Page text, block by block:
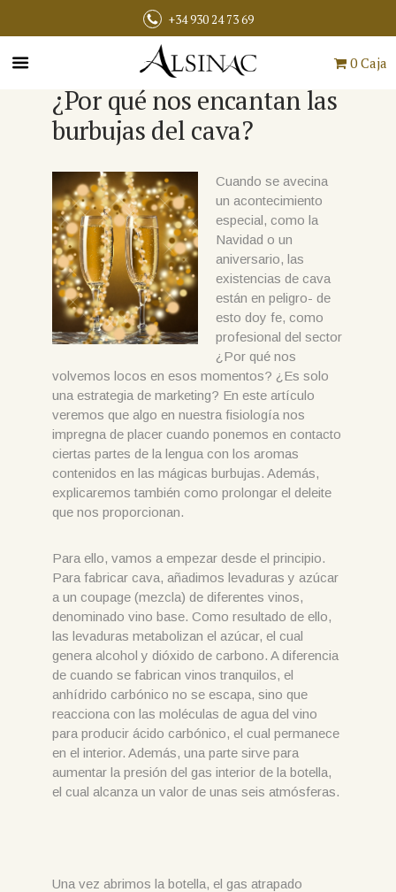
+34 930 24 73 69
0 Caja
¿Por qué nos encantan las
burbujas del cava?
Cuando se avecina
un acontecimiento
especial, como la
Navidad o un
aniversario, las
existencias de cava
están en peligro- de
esto doy fe, como
profesional del sector
¿Por qué nos
volvemos locos en esos momentos? ¿Es solo
una estrategia de marketing? En este artículo
veremos que algo en nuestra fisiología nos
impregna de placer cuando ponemos en contacto
ciertas partes de la lengua con los aromas
contenidos en las mágicas burbujas. Además,
explicaremos también como prolongar el deleite
que nos proporcionan.
Para ello, vamos a empezar desde el principio.
Para fabricar cava, añadimos levaduras y azúcar
a un coupage (mezcla) de diferentes vinos,
denominado vino base. Como resultado de ello,
las levaduras metabolizan el azúcar, el cual
genera alcohol y dióxido de carbono. A diferencia
de cuando se fabrican vinos tranquilos, el
anhídrido carbónico no se escapa, sino que
reacciona con las moléculas de agua del vino
para producir ácido carbónico, el cual permanece
en el interior. Además, una parte sirve para
aumentar la presión del gas interior de la botella,
el cual alcanza un valor de unas seis atmósferas.
Una vez abrimos la botella, el gas atrapado